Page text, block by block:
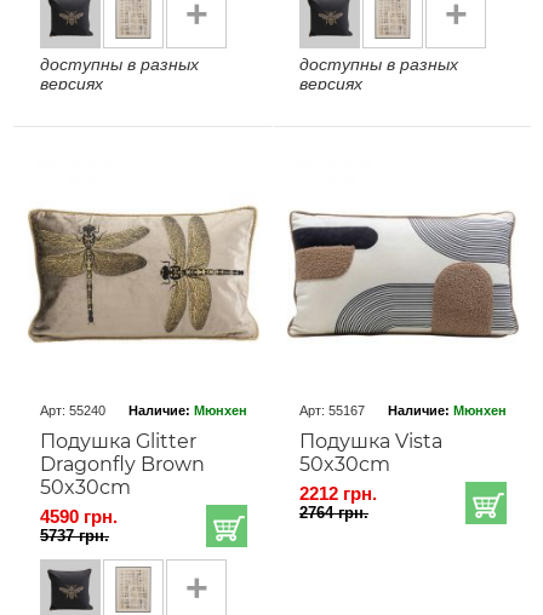
+
доступны в разных
версиях
+
доступны в разных
версиях
Арт: 55240 Наличие: Мюнхен
Подушка Glitter
Dragonfly Brown
50x30cm
4590 грн.
5737 грн.
+
Арт: 55167 Наличие: Мюнхен
Подушка Vista
50x30cm
2212 грн.
2764 грн.